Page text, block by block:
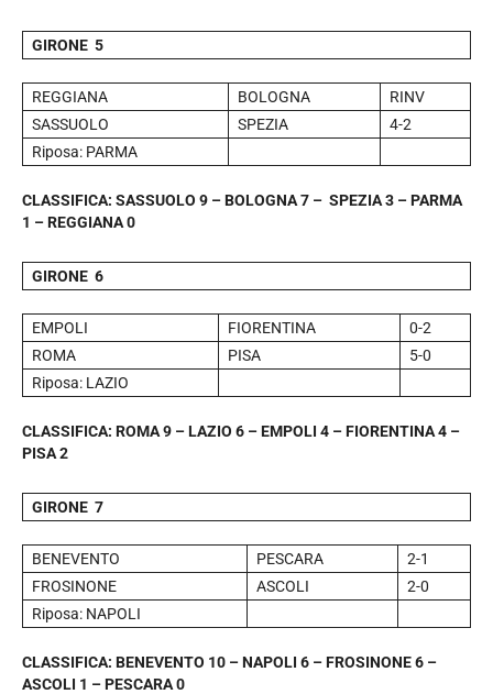
GIRONE 5
REGGIANA BOLOGNA
RINV
SASSUOLO
SPEZIA
4-2
Riposa: PARMA
CLASSIFICA: SASSUOLO 9 – BOLOGNA 7 – SPEZIA 3 – PARMA
1 – REGGIANA 0
GIRONE 6
EMPOLI FIORENTINA
0-2
ROMA
PISA
5-0
Riposa: LAZIO
CLASSIFICA: ROMA 9 – LAZIO 6 – EMPOLI 4 – FIORENTINA 4 –
PISA 2
GIRONE 7
BENEVENTO PESCARA
2-1
FROSINONE
ASCOLI
2-0
Riposa: NAPOLI
CLASSIFICA: BENEVENTO 10 – NAPOLI 6 – FROSINONE 6 –
ASCOLI 1 – PESCARA 0